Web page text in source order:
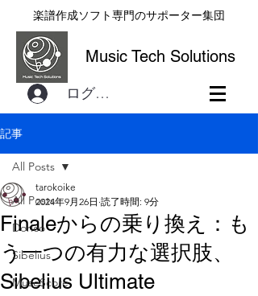
楽譜作成ソフト専門のサポーター集団
Music Tech Solutions
ログイン
記事
All Posts
Dorico
Sibelius
MuseScore
All Posts
Finaleからの乗り換え：も
う一つの有力な選択肢、
Sibelius Ultimate
tarokoike
2024年9月26日 読了時間: 9分